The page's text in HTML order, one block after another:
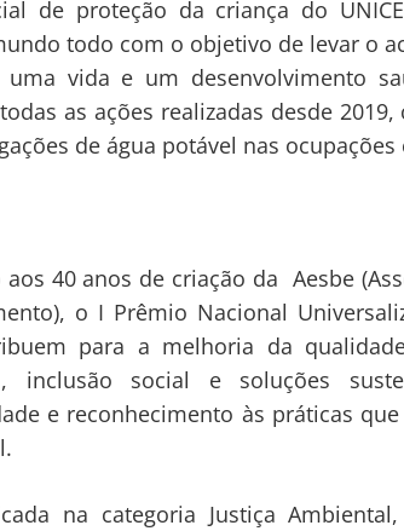
de proteção da criança do
todo com o objetivo de levar o
vida e um desenvolvimento
as ações realizadas desde
de água potável nas ocupações
40 anos de criação da Aesbe
o I Prêmio Nacional
para a melhoria da
inclusão social e soluções
e reconhecimento às práticas
na categoria Justiça